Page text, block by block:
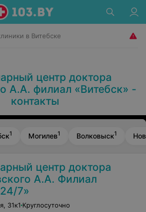
в Витебске
центр доктора
А.А. филиал «Витебск» -
контакты
1 Могилев1 Волковыск1
центр доктора
А.А. Филиал
7»
31к1 Круглосуточно